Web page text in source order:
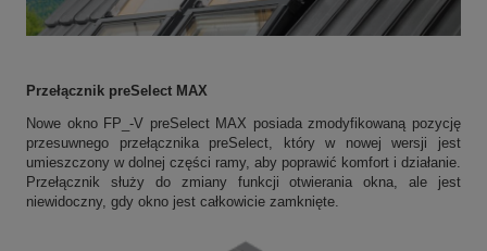
Przełącznik preSelect MAX
Nowe okno FP_-V preSelect MAX posiada zmodyfikowaną pozycję
przesuwnego przełącznika preSelect, który w nowej wersji jest
umieszczony w dolnej części ramy, aby poprawić komfort i działanie.
Przełącznik służy do zmiany funkcji otwierania okna, ale jest
niewidoczny, gdy okno jest całkowicie zamknięte.